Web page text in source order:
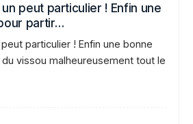
un peut particulier ! Enfin une
partir…
particulier ! Enfin une bonne
vissou malheureusement tout le